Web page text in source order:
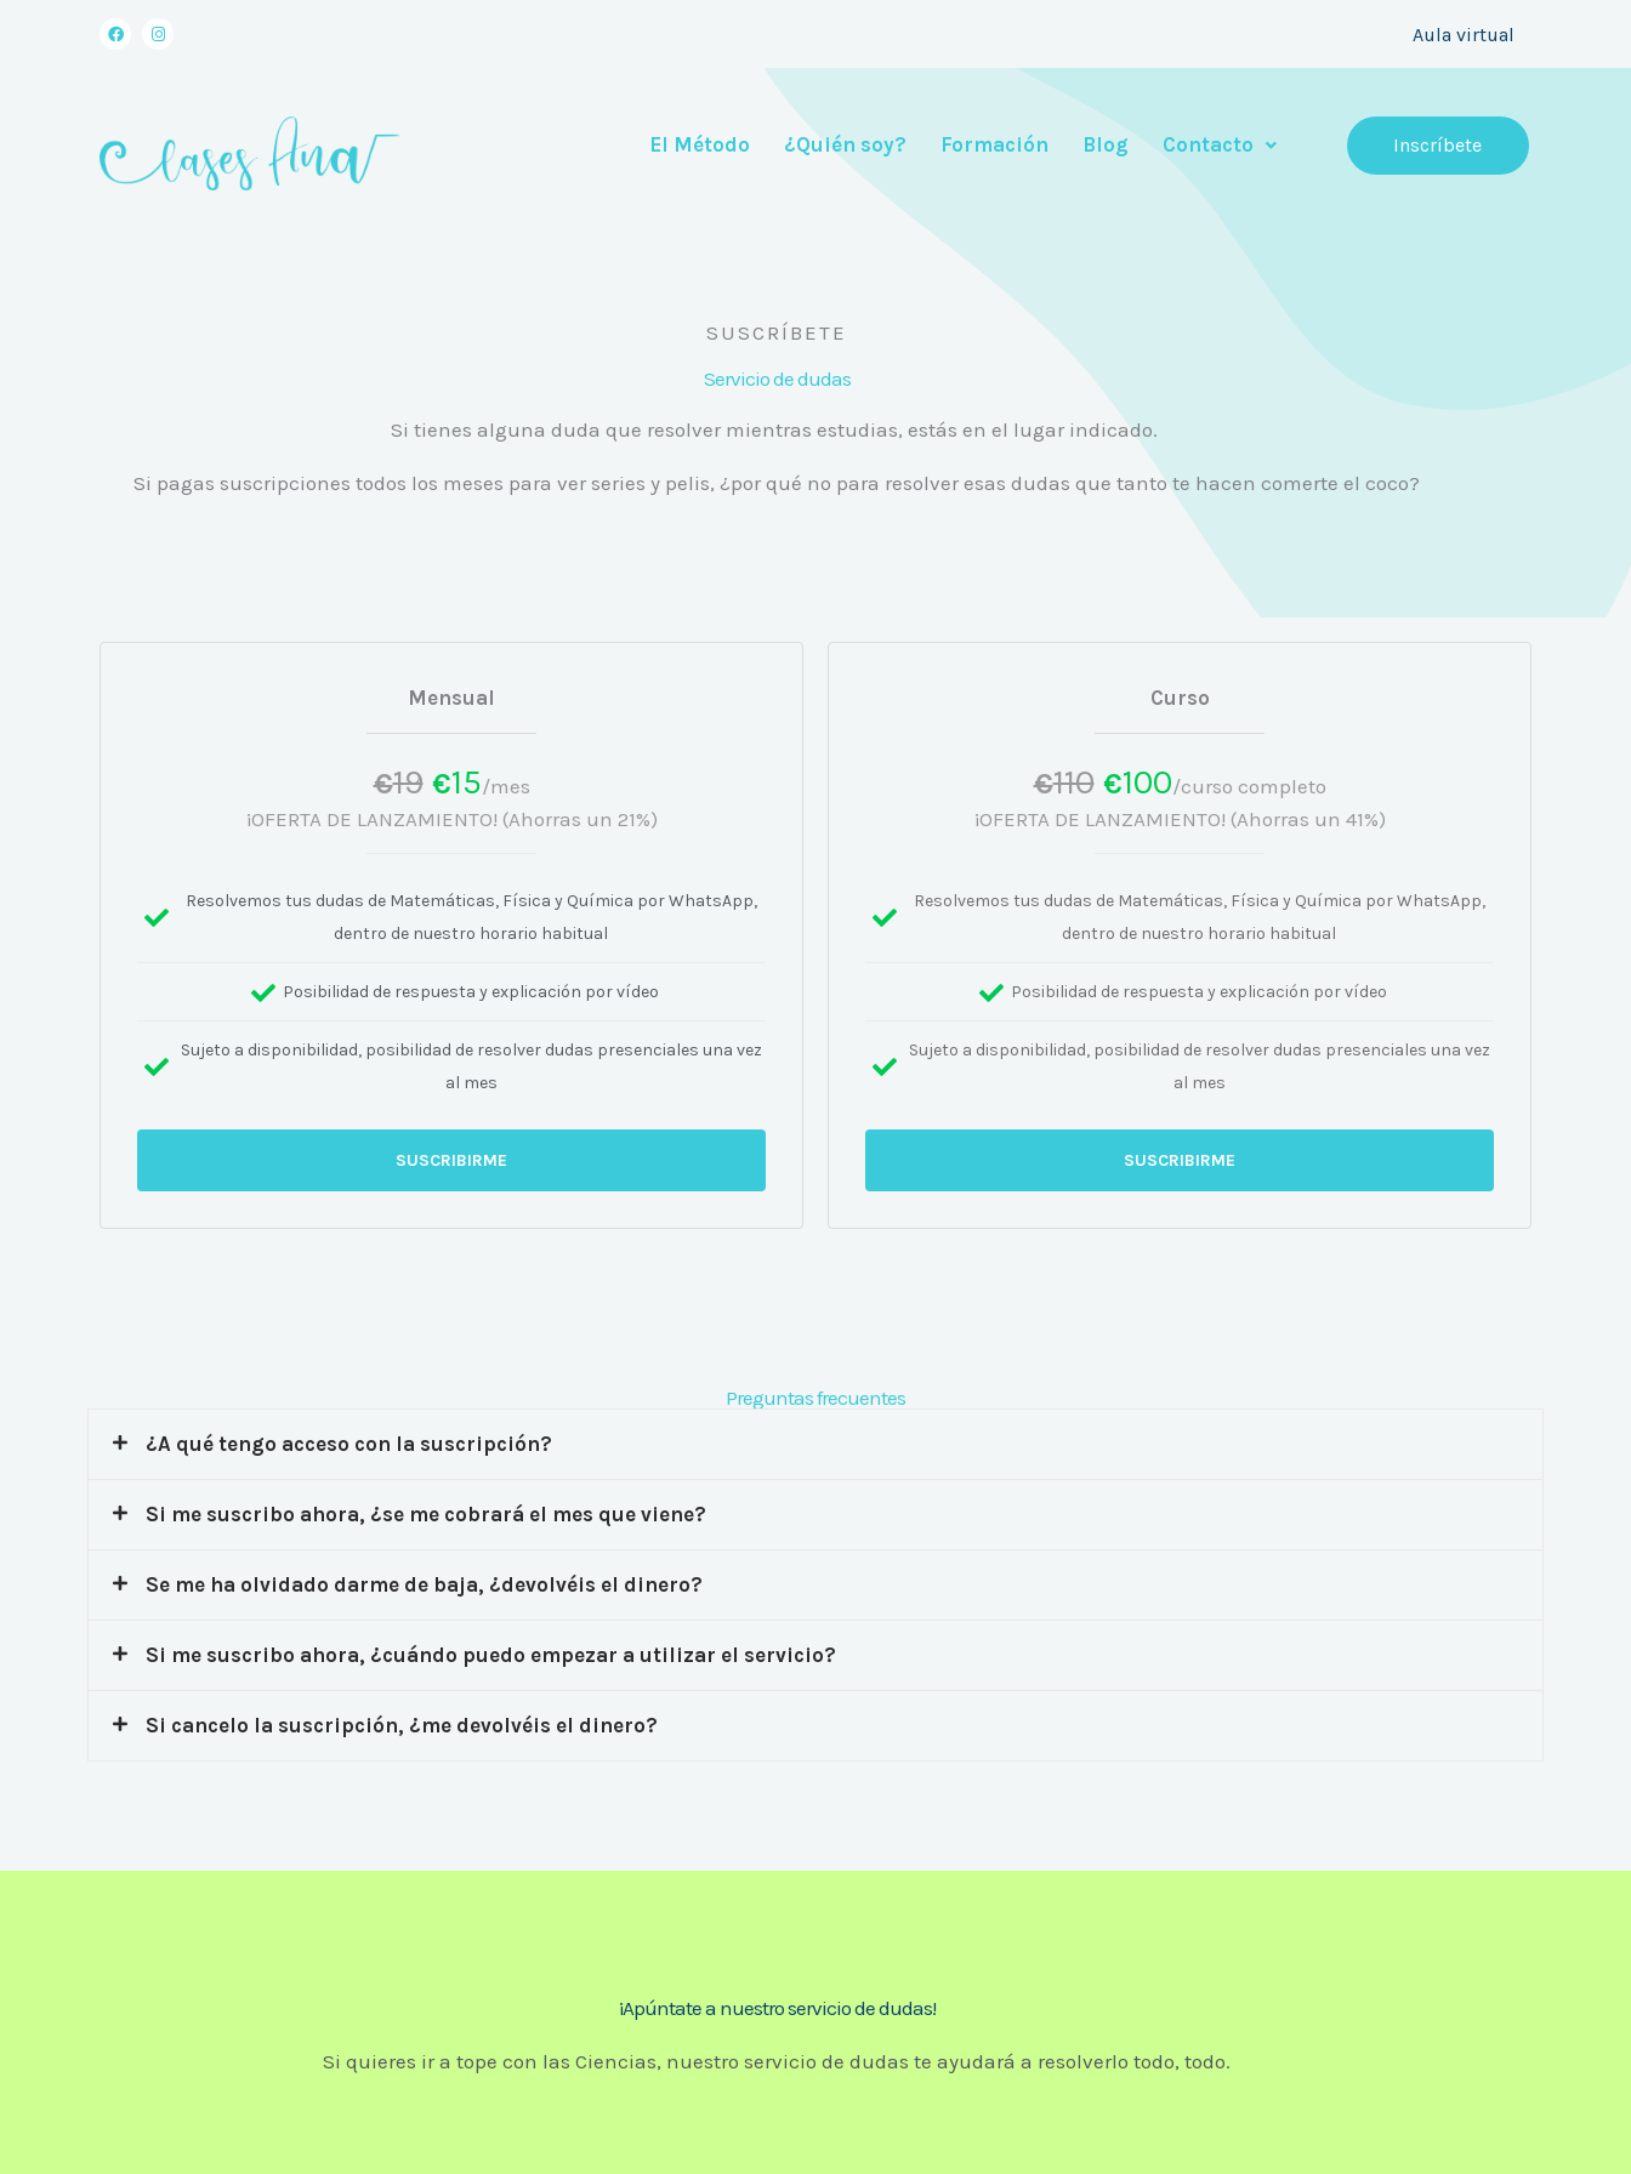
c
e
s
t
Aula virtual
El Método ¿Quién soy? Formación Blog Contacto Inscríbete
SUSCRÍBETE
Servicio de dudas
Si tienes alguna duda que resolver mientras estudias, estás en el lugar indicado.
Si pagas suscripciones todos los meses para ver series y pelis, ¿por qué no para resolver esas dudas que tanto te hacen comerte el coco?
Mensual
€19 €15/mes
¡OFERTA DE LANZAMIENTO! (Ahorras un 21%)
Resolvemos tus dudas de Matemáticas, Física y Química por WhatsApp,
dentro de nuestro horario habitual
Posibilidad de respuesta y explicación por vídeo
Sujeto a disponibilidad, posibilidad de resolver dudas presenciales una vez
al mes
SUSCRIBIRME
Curso
€110 €100/curso completo
¡OFERTA DE LANZAMIENTO! (Ahorras un 41%)
Resolvemos tus dudas de Matemáticas, Física y Química por WhatsApp,
dentro de nuestro horario habitual
Posibilidad de respuesta y explicación por vídeo
Sujeto a disponibilidad, posibilidad de resolver dudas presenciales una vez
al mes
SUSCRIBIRME
Preguntas frecuentes
¿A qué tengo acceso con la suscripción?
Si me suscribo ahora, ¿se me cobrará el mes que viene?
Se me ha olvidado darme de baja, ¿devolvéis el dinero?
Si me suscribo ahora, ¿cuándo puedo empezar a utilizar el servicio?
Si cancelo la suscripción, ¿me devolvéis el dinero?
¡Apúntate a nuestro servicio de dudas!
Si quieres ir a tope con las Ciencias, nuestro servicio de dudas te ayudará a resolverlo todo, todo.